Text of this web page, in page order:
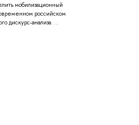
мобилизационный
российском
дискурс-анализа. ...